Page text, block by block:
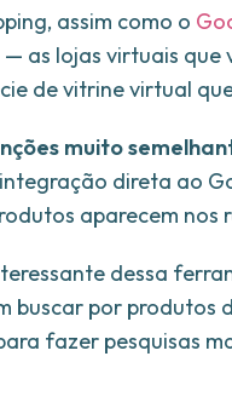
assim como o
as lojas virtuais que
de vitrine virtual
muito
direta ao
aparecem
dessa
buscar por produtos
fazer pesquisas